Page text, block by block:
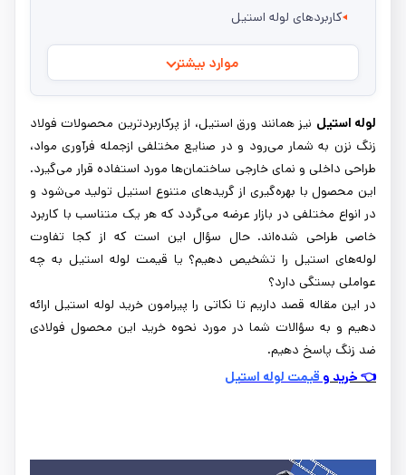
کاربردهای لوله استیل
موارد بیشتر
لوله استیل نیز همانند ورق استیل، از پرکاربردترین محصولات فولاد
زنگ نزن به شمار می‌رود و در صنایع مختلفی ازجمله فرآوری مواد،
طراحی داخلی و نمای خارجی ساختمان‌ها مورد استفاده قرار می‌گیرد.
این محصول با بهره‌گیری از گریدهای متنوع استیل تولید می‌شود و
در انواع مختلفی در بازار عرضه می‌گردد که هر یک متناسب با کاربرد
خاصی طراحی شده‌اند. حال سؤال این است که از کجا تفاوت
لوله‌های استیل را تشخیص دهیم؟ یا قیمت لوله استیل به چه
عواملی بستگی دارد؟
در این مقاله قصد داریم تا نکاتی را پیرامون خرید لوله استیل ارائه
دهیم و به سؤالات شما در مورد نحوه خرید این محصول فولادی
ضد زنگ پاسخ دهیم.
👈 خرید و قیمت لوله استیل